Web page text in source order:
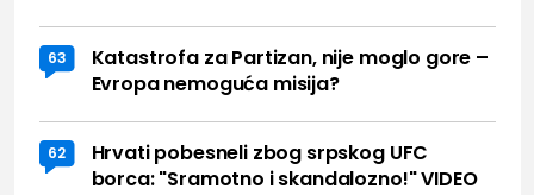
63
Katastrofa za Partizan, nije moglo gore –
Evropa nemoguća misija?
62
Hrvati pobesneli zbog srpskog UFC
borca: "Sramotno i skandalozno!" VIDEO